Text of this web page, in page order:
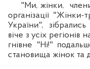
"Ми, жінки, члени
організації
України",
віче з усіх
гнівне "Ні!"
становища жінок та